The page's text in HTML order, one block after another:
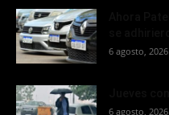
6 agosto, 2026
6 agosto, 2026